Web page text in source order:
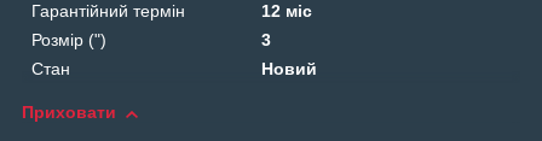
Гарантійний термін
12 міс
Розмір (")
3
Стан
Новий
Приховати